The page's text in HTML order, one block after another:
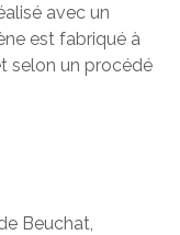
avec un
est fabriqué à
selon un procédé
Beuchat,